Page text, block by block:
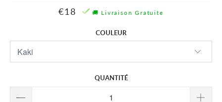
€18 🚚 Livraison Gratuite
COULEUR
QUANTITÉ